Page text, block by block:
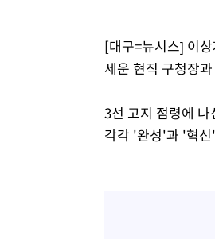
[대구=뉴시스] 이
세운 현직 구청장
3선 고지 점령에
각각 '완성'과 '혁